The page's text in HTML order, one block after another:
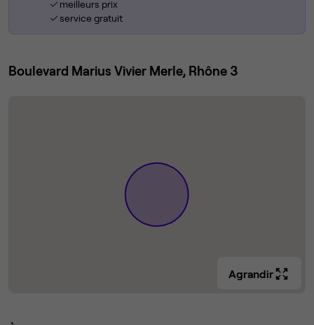
meilleurs prix
service gratuit
Boulevard Marius Vivier Merle, Rhône 3
Agrandir